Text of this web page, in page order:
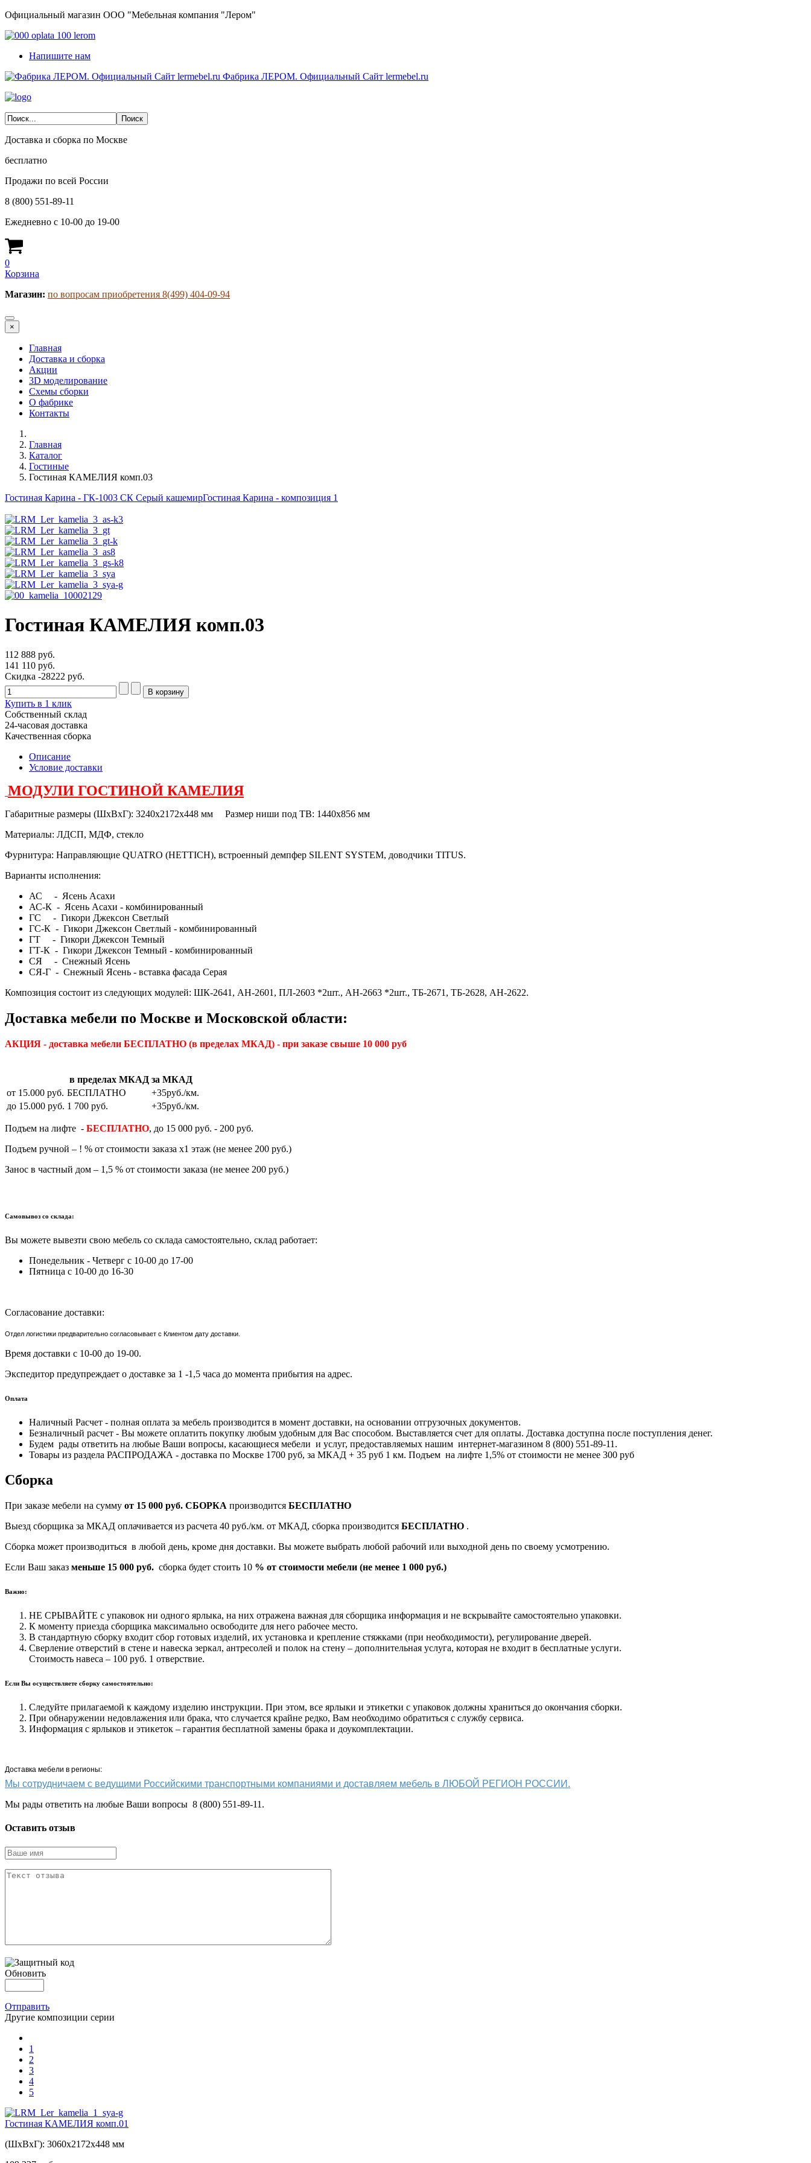
Официальный магазин ООО "Мебельная компания "Лером"
Напишите нам
Фабрика ЛЕРОМ. Официальный Сайт lermebel.ru
Доставка и сборка по Москве
бесплатно
Продажи по всей России
8 (800) 551-89-11
Ежедневно с 10-00 до 19-00
0
Корзина
Магазин: по вопросам приобретения 8(499) 404-09-94
×
Главная
Доставка и сборка
Акции
3D моделирование
Схемы сборки
О фабрике
Контакты
Главная
Каталог
Гостиные
Гостиная КАМЕЛИЯ комп.03
Гостиная Карина - ГК-1003 СК Серый кашемирГостиная Карина - композиция 1
Гостиная КАМЕЛИЯ комп.03
112 888 руб.
141 110 руб.
Скидка -28222 руб.
Купить в 1 клик
Собственный склад
24-часовая доставка
Качественная сборка
Описание
Условие доставки
МОДУЛИ ГОСТИНОЙ КАМЕЛИЯ
Габаритные размеры (ШхВхГ): 3240х2172х448 мм Размер ниши под ТВ: 1440х856 мм
Материалы: ЛДСП, МДФ, стекло
Фурнитура: Направляющие QUATRO (HETTICH), встроенный демпфер SILENT SYSTEM, доводчики TITUS.
Варианты исполнения:
АС - Ясень Асахи
АС-К - Ясень Асахи - комбинированный
ГС - Гикори Джексон Светлый
ГС-К - Гикори Джексон Светлый - комбинированный
ГТ - Гикори Джексон Темный
ГТ-К - Гикори Джексон Темный - комбинированный
СЯ - Снежный Ясень
СЯ-Г - Снежный Ясень - вставка фасада Серая
Композиция состоит из следующих модулей: ШК-2641, АН-2601, ПЛ-2603 *2шт., АН-2663 *2шт., ТБ-2671, ТБ-2628, АН-2622.
Доставка мебели по Москве и Московской области:
АКЦИЯ - доставка мебели БЕСПЛАТНО (в пределах МКАД) - при заказе свыше 10 000 руб
в пределах МКАД за МКАД
от 15.000 руб. БЕСПЛАТНО
+35руб./км.
до 15.000 руб. 1 700 руб. +35руб./км.
Подъем на лифте - БЕСПЛАТНО, до 15 000 руб. - 200 руб.
Подъем ручной – ! % от стоимости заказа х1 этаж (не менее 200 руб.)
Занос в частный дом – 1,5 % от стоимости заказа (не менее 200 руб.)
Самовывоз со склада:
Вы можете вывезти свою мебель со склада самостоятельно, склад работает:
Понедельник - Четверг с 10-00 до 17-00
Пятница с 10-00 до 16-30
Согласование доставки:
Отдел логистики предварительно согласовывает с Клиентом дату доставки.
Время доставки с 10-00 до 19-00.
Экспедитор предупреждает о доставке за 1 -1,5 часа до момента прибытия на адрес.
Оплата
Наличный Расчет - полная оплата за мебель производится в момент доставки, на основании отгрузочных документов.
Безналичный расчет - Вы можете оплатить покупку любым удобным для Вас способом. Выставляется счет для оплаты. Доставка доступна после поступления денег.
Будем рады ответить на любые Ваши вопросы, касающиеся мебели и услуг, предоставляемых нашим интернет-магазином 8 (800) 551-89-11.
Товары из раздела РАСПРОДАЖА - доставка по Москве 1700 руб, за МКАД + 35 руб 1 км. Подъем на лифте 1,5% от стоимости не менее 300 руб
Сборка
При заказе мебели на сумму от 15 000 руб. СБОРКА производится БЕСПЛАТНО
Выезд сборщика за МКАД оплачивается из расчета 40 руб./км. от МКАД, сборка производится БЕСПЛАТНО .
Сборка может производиться в любой день, кроме дня доставки. Вы можете выбрать любой рабочий или выходной день по своему усмотрению.
Если Ваш заказ меньше 15 000 руб. сборка будет стоить 10 % от стоимости мебели (не менее 1 000 руб.)
Важно:
НЕ СРЫВАЙТЕ с упаковок ни одного ярлыка, на них отражена важная для сборщика информация и не вскрывайте самостоятельно упаковки.
К моменту приезда сборщика максимально освободите для него рабочее место.
В стандартную сборку входит сбор готовых изделий, их установка и крепление стяжками (при необходимости), регулирование дверей.
Сверление отверстий в стене и навеска зеркал, антресолей и полок на стену – дополнительная услуга, которая не входит в бесплатные услуги.
Стоимость навеса – 100 руб. 1 отверствие.
Если Вы осуществляете сборку самостоятельно:
Следуйте прилагаемой к каждому изделию инструкции. При этом, все ярлыки и этикетки с упаковок должны храниться до окончания сборки.
При обнаружении недовлажения или брака, что случается крайне редко, Вам необходимо обратиться с службу сервиса.
Информация с ярлыков и этикеток – гарантия бесплатной замены брака и доукомплектации.
Доставка мебели в регионы:
Мы сотрудничаем с ведущими Российскими транспортными компаниями и доставляем мебель в ЛЮБОЙ РЕГИОН РОССИИ.
Мы рады ответить на любые Ваши вопросы 8 (800) 551-89-11.
Оставить отзыв
Обновить
Отправить
Другие композиции серии
1
2
3
4
5
Гостиная КАМЕЛИЯ комп.01
(ШхВхГ): 3060х2172х448 мм